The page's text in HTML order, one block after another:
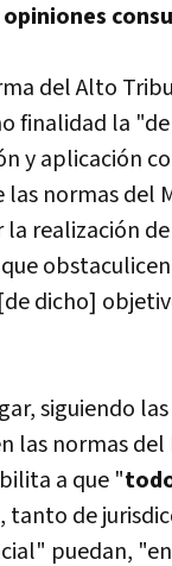
del Alto
finalidad la
y aplicación
normas del
realización
dicho]
siguiendo
las normas
a que "
tanto de
puedan,